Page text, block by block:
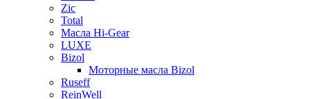
Zic
Total
Масла Hi-Gear
LUXE
Bizol
Моторные масла Bizol
Ruseff
ReinWell